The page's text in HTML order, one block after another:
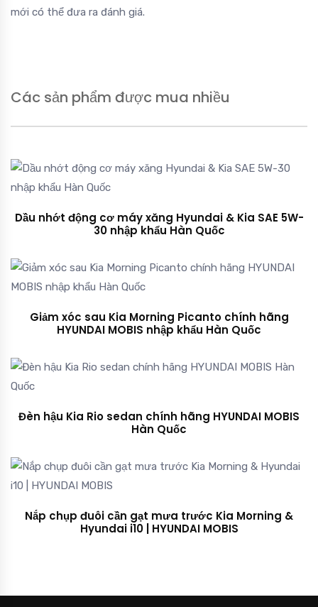
mới có thể đưa ra đánh giá.
Các sản phẩm được mua nhiều
Dầu nhớt động cơ máy xăng Hyundai & Kia SAE 5W-
30 nhập khẩu Hàn Quốc
Giảm xóc sau Kia Morning Picanto chính hãng
HYUNDAI MOBIS nhập khẩu Hàn Quốc
Đèn hậu Kia Rio sedan chính hãng HYUNDAI MOBIS
Hàn Quốc
Nắp chụp đuôi cần gạt mưa trước Kia Morning &
Hyundai i10 | HYUNDAI MOBIS